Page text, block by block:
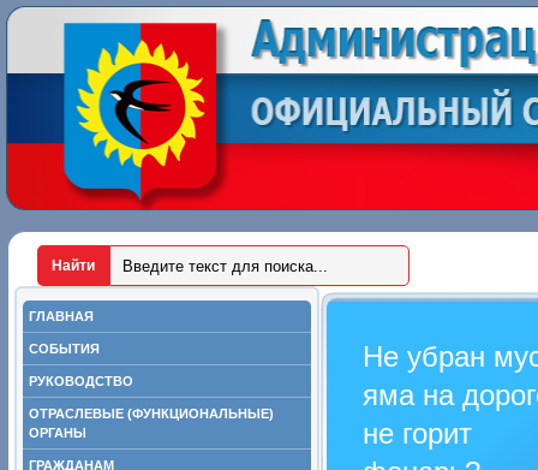
ГЛАВНАЯ
СОБЫТИЯ
РУКОВОДСТВО
ОТРАСЛЕВЫЕ (ФУНКЦИОНАЛЬНЫЕ)
ОРГАНЫ
ГРАЖДАНАМ
Не убран
яма на
не горит